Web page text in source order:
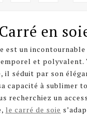
Carré en
est un incontournable
et polyvalent.
il séduit par son
capacité à sublimer
recherchiez un
le carré de soie